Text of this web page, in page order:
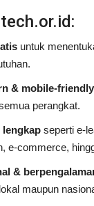
untuk
& mobile-friendly
perangkat.
seperti e-
e-commerce,
&
maupun